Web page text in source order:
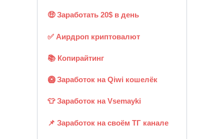
🤑 Заработать 20$ в день
✅ Аирдроп криптовалют
📚 Копирайтинг
🥝 Заработок на Qiwi кошелёк
👕 Заработок на Vsemayki
📌 Заработок на своём ТГ канале